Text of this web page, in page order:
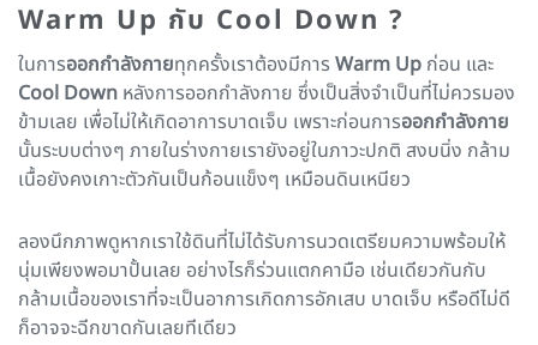
Warm Up กับ Cool Down ?
ในการออกกำลังกายทุกครั้งเราต้องมีการ Warm Up ก่อน และ
Cool Down หลังการออกกำลังกาย ซึ่งเป็นสิ่งจำเป็นที่ไม่ควรมอง
ข้ามเลย เพื่อไม่ให้เกิดอาการบาดเจ็บ เพราะก่อนการออกกำลังกาย
นั้นระบบต่างๆ ภายในร่างกายเรายังอยู่ในภาวะปกติ สงบนิ่ง กล้าม
เนื้อยังคงเกาะตัวกันเป็นก้อนแข็งๆ เหมือนดินเหนียว
ลองนึกภาพดูหากเราใช้ดินที่ไม่ได้รับการนวดเตรียมความพร้อมให้
นุ่มเพียงพอมาปั้นเลย อย่างไรก็ร่วนแตกคามือ เช่นเดียวกันกับ
กล้ามเนื้อของเราที่จะเป็นอาการเกิดการอักเสบ บาดเจ็บ หรือดีไม่ดี
ก็อาจจะฉีกขาดกันเลยทีเดียว